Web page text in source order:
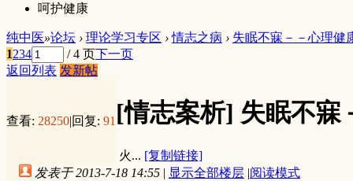
呵护健康
纯中医»论坛 › 理论学习专区 › 情志之病 › 失眠不寐－－心理健
1234 / 4 页下一页
返回列表 发新帖
查看: 28250|回复: 91 [情志案析] 失眠不寐
火... [复制链接]
发表于 2013-7-18 14:55 | 显示全部楼层 |阅读模式